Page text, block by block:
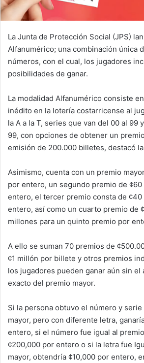
La Junta de Protección Social (JPS)
Alfanumérico; una combinación única
números, con el cual, los jugadores
posibilidades de ganar.
La modalidad Alfanumérico consiste
inédito en la lotería costarricense al
la A a la T, series que van del 00 al 99
99, con opciones de obtener un
emisión de 200.000 billetes, destacó
Asimismo, cuenta con un premio
por entero, un segundo premio de
entero, el tercer premio consta de
entero, así como un cuarto premio de
millones para un quinto premio por
A ello se suman 70 premios de
¢1 millón por billete y otros premios
los jugadores pueden ganar aún sin
exacto del premio mayor.
Si la persona obtuvo el número y
mayor, pero con diferente letra,
entero, si el número fue igual al
¢200,000 por entero o si la letra fue
mayor, obtendría ¢10,000 por entero,